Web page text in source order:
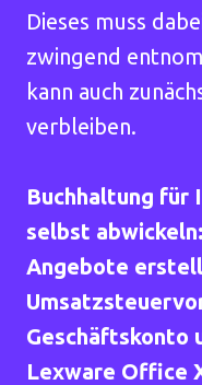
Dieses muss
zwingend
kann auch
verbleiben.
Buchhaltung für
selbst
Angebote
Geschäftskonto
Lexware Office